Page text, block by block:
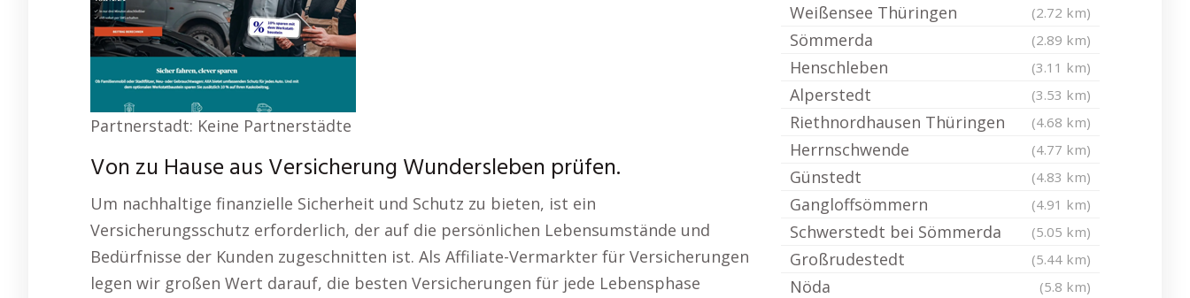
Partnerstadt: Keine Partnerstädte
Von zu Hause aus Versicherung Wundersleben prüfen.
Um nachhaltige finanzielle Sicherheit und Schutz zu bieten, ist ein
Versicherungsschutz erforderlich, der auf die persönlichen Lebensumstände und
Bedürfnisse der Kunden zugeschnitten ist. Als Affiliate-Vermarkter für Versicherungen
legen wir großen Wert darauf, die besten Versicherungen für jede Lebensphase
Weißensee Thüringen (2.72 km)
Sömmerda (2.89 km)
Henschleben (3.11 km)
Alperstedt (3.53 km)
Riethnordhausen Thüringen (4.68 km)
Herrnschwende (4.77 km)
Günstedt (4.83 km)
Gangloffsömmern (4.91 km)
Schwerstedt bei Sömmerda (5.05 km)
Großrudestedt (5.44 km)
Nöda (5.8 km)